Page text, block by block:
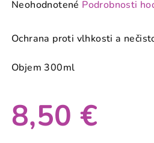
Priemerné
produktu
0,0
hviezdičiek.
Neohodnotené Podrobnosti
Ochrana proti vlhkosti a
Objem 300ml
8,50 €